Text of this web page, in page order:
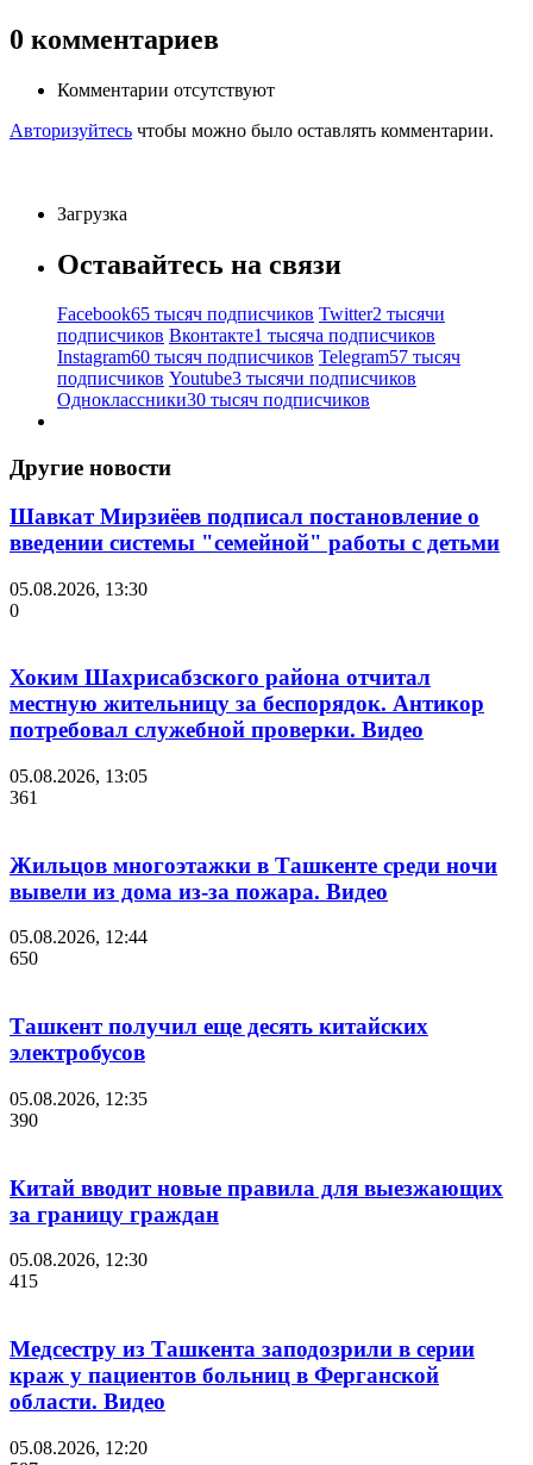
0 комментариев
Комментарии отсутствуют
Авторизуйтесь чтобы можно было оставлять комментарии.
Загрузка
Оставайтесь на связи
Facebook65 тысяч подписчиков Twitter2 тысячи
подписчиков Вконтакте1 тысяча подписчиков
Instagram60 тысяч подписчиков Telegram57 тысяч
подписчиков Youtube3 тысячи подписчиков
Одноклассники30 тысяч подписчиков
Другие новости
Шавкат Мирзиёев подписал постановление о
введении системы "семейной" работы с детьми
05.08.2026, 13:30
0
Хоким Шахрисабзского района отчитал
местную жительницу за беспорядок. Антикор
потребовал служебной проверки. Видео
05.08.2026, 13:05
361
Жильцов многоэтажки в Ташкенте среди ночи
вывели из дома из-за пожара. Видео
05.08.2026, 12:44
650
Ташкент получил еще десять китайских
электробусов
05.08.2026, 12:35
390
Китай вводит новые правила для выезжающих
за границу граждан
05.08.2026, 12:30
415
Медсестру из Ташкента заподозрили в серии
краж у пациентов больниц в Ферганской
области. Видео
05.08.2026, 12:20